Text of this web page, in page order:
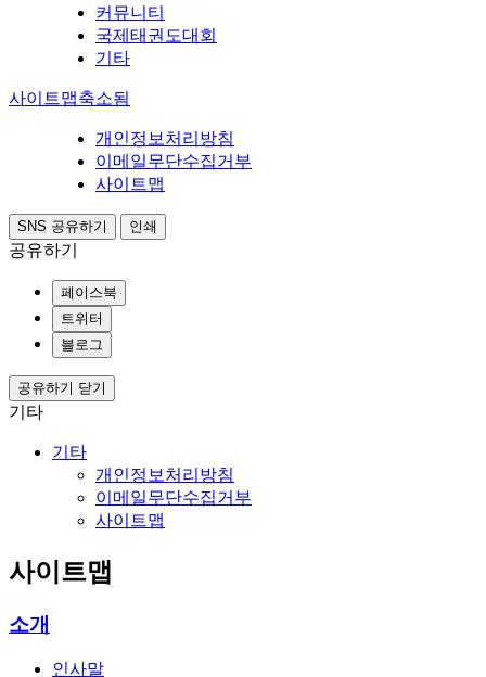
커뮤니티
국제태권도대회
기타
사이트맵축소됨
개인정보처리방침
이메일무단수집거부
사이트맵
SNS 공유하기 인쇄
공유하기
페이스북
트위터
블로그
공유하기 닫기
기타
기타
개인정보처리방침
이메일무단수집거부
사이트맵
사이트맵
소개
인사말